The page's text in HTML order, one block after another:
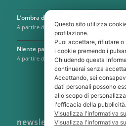
L’ombra del sudario
A partire da 6,99
Niente panico, per ora
A partire da 9,99
newsletter
Questo sito utilizza
profilazione.
Puoi accettare, rifiutare
i cookie premendo i
Chiudendo questa
continuerai senza
Accettando, sei
dati personali possono
allo scopo di
l'efficacia della pubblicità.
Visualizza l'informativa
Visualizza l'informativa